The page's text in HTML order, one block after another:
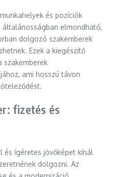
és pozíciók
elmondható,
dolgozó szakemberek
Ezek a kiegészítő
szakemberek
ami hosszú távon
fizetés és
és ígéretes jövőképet kínál
dolgozni. Az